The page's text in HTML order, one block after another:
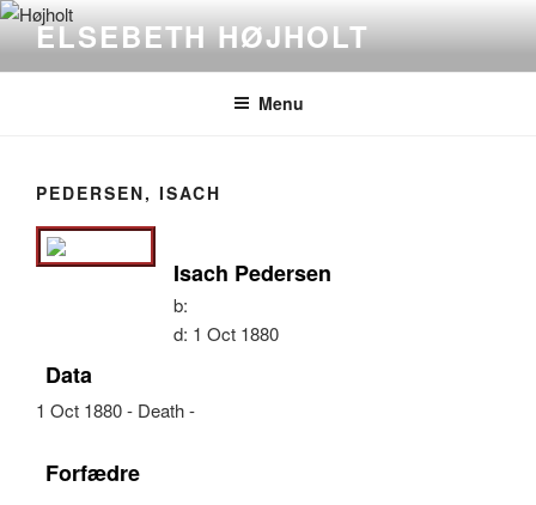
Videre
indhold
ELSEBETH HØJHOLT
Menu
PEDERSEN, ISACH
Isach Pedersen
b:
d: 1 Oct 1880
Data
1 Oct 1880 - Death -
Forfædre